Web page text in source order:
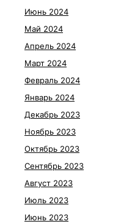
Июнь 2024
Май 2024
Апрель 2024
Март 2024
Февраль 2024
Январь 2024
Декабрь 2023
Ноябрь 2023
Октябрь 2023
Сентябрь 2023
Август 2023
Июль 2023
Июнь 2023